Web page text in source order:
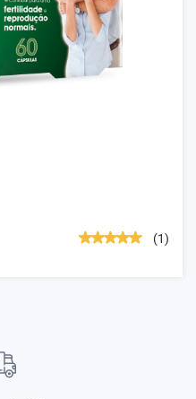
(1)